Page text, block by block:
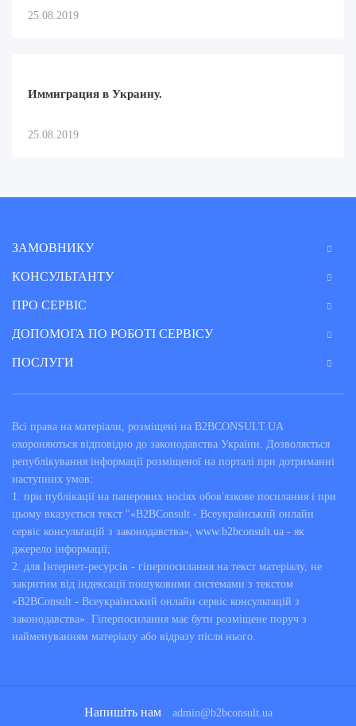
25.08.2019
Иммиграция в Украину.
25.08.2019
ЗАМОВНИКУ
КОНСУЛЬТАНТУ
ПРО СЕРВІС
ДОПОМОГА ПО РОБОТІ СЕРВІСУ
ПОСЛУГИ
Всі права на матеріали, розміщені на B2BCONSULT.UA
охороняються відповідно до законодавства України. Дозволяється
републікування інформації розміщеної на порталі при дотриманні
наступних умов:
1. при публікації на паперових носіях обов'язкове посилання і при
цьому вказується текст "«B2BConsult - Всеукраїнський онлайн
сервіс консультацій з законодавства», www.b2bconsult.ua - як
джерело інформації;
2. для Інтернет-ресурсів - гіперпосилання на текст матеріалу, не
закритим від індексації пошуковими системами з текстом
«B2BConsult - Всеукраїнський онлайн сервіс консультацій з
законодавства». Гіперпосилання має бути розміщене поруч з
найменуванням матеріалу або відразу після нього.
Напишіть нам admin@b2bconsult.ua